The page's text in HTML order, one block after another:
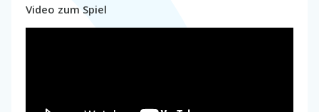
Video zum Spiel